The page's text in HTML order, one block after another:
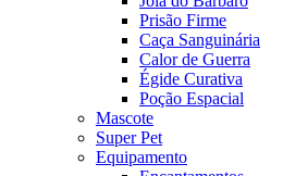
Prisão Firme
Caça Sanguinária
Calor de Guerra
Égide Curativa
Poção Espacial
Mascote
Super Pet
Equipamento